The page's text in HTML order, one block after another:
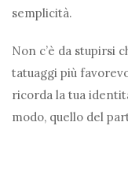
semplicità.
Non c’è da stupirsi
tatuaggi più
ricorda la tua
modo, quello del